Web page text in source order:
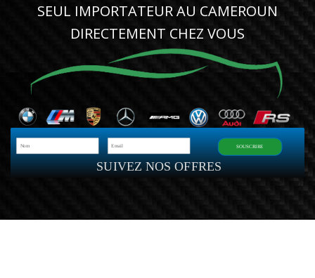
SEUL IMPORTATEUR AU CAMEROUN
DIRECTEMENT CHEZ VOUS
SUIVEZ NOS OFFRES
SOUSCRIRE